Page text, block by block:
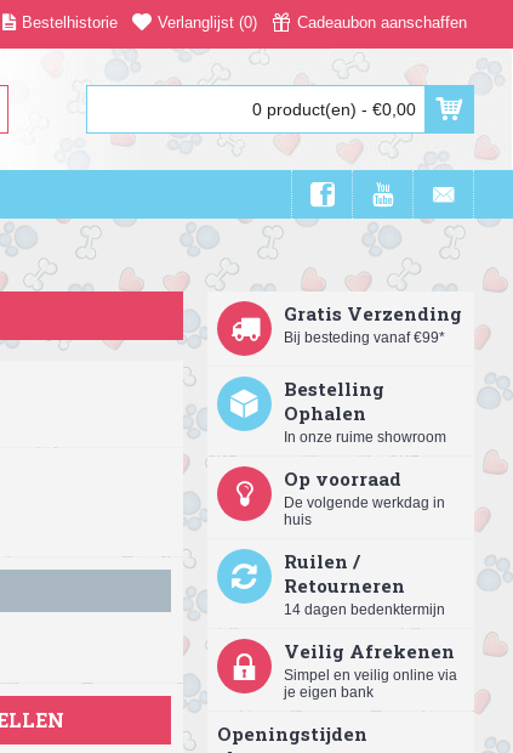
Bestelhistorie Verlanglijst (0) Cadeaubon aanschaffen
0 product(en) - €0,00
Gratis Verzending
Bij besteding vanaf €99*
Bestelling
Ophalen
In onze ruime showroom
Op voorraad
De volgende werkdag in
huis
Ruilen /
Retourneren
14 dagen bedenktermijn
Veilig Afrekenen
Simpel en veilig online via
je eigen bank
Openingstijden